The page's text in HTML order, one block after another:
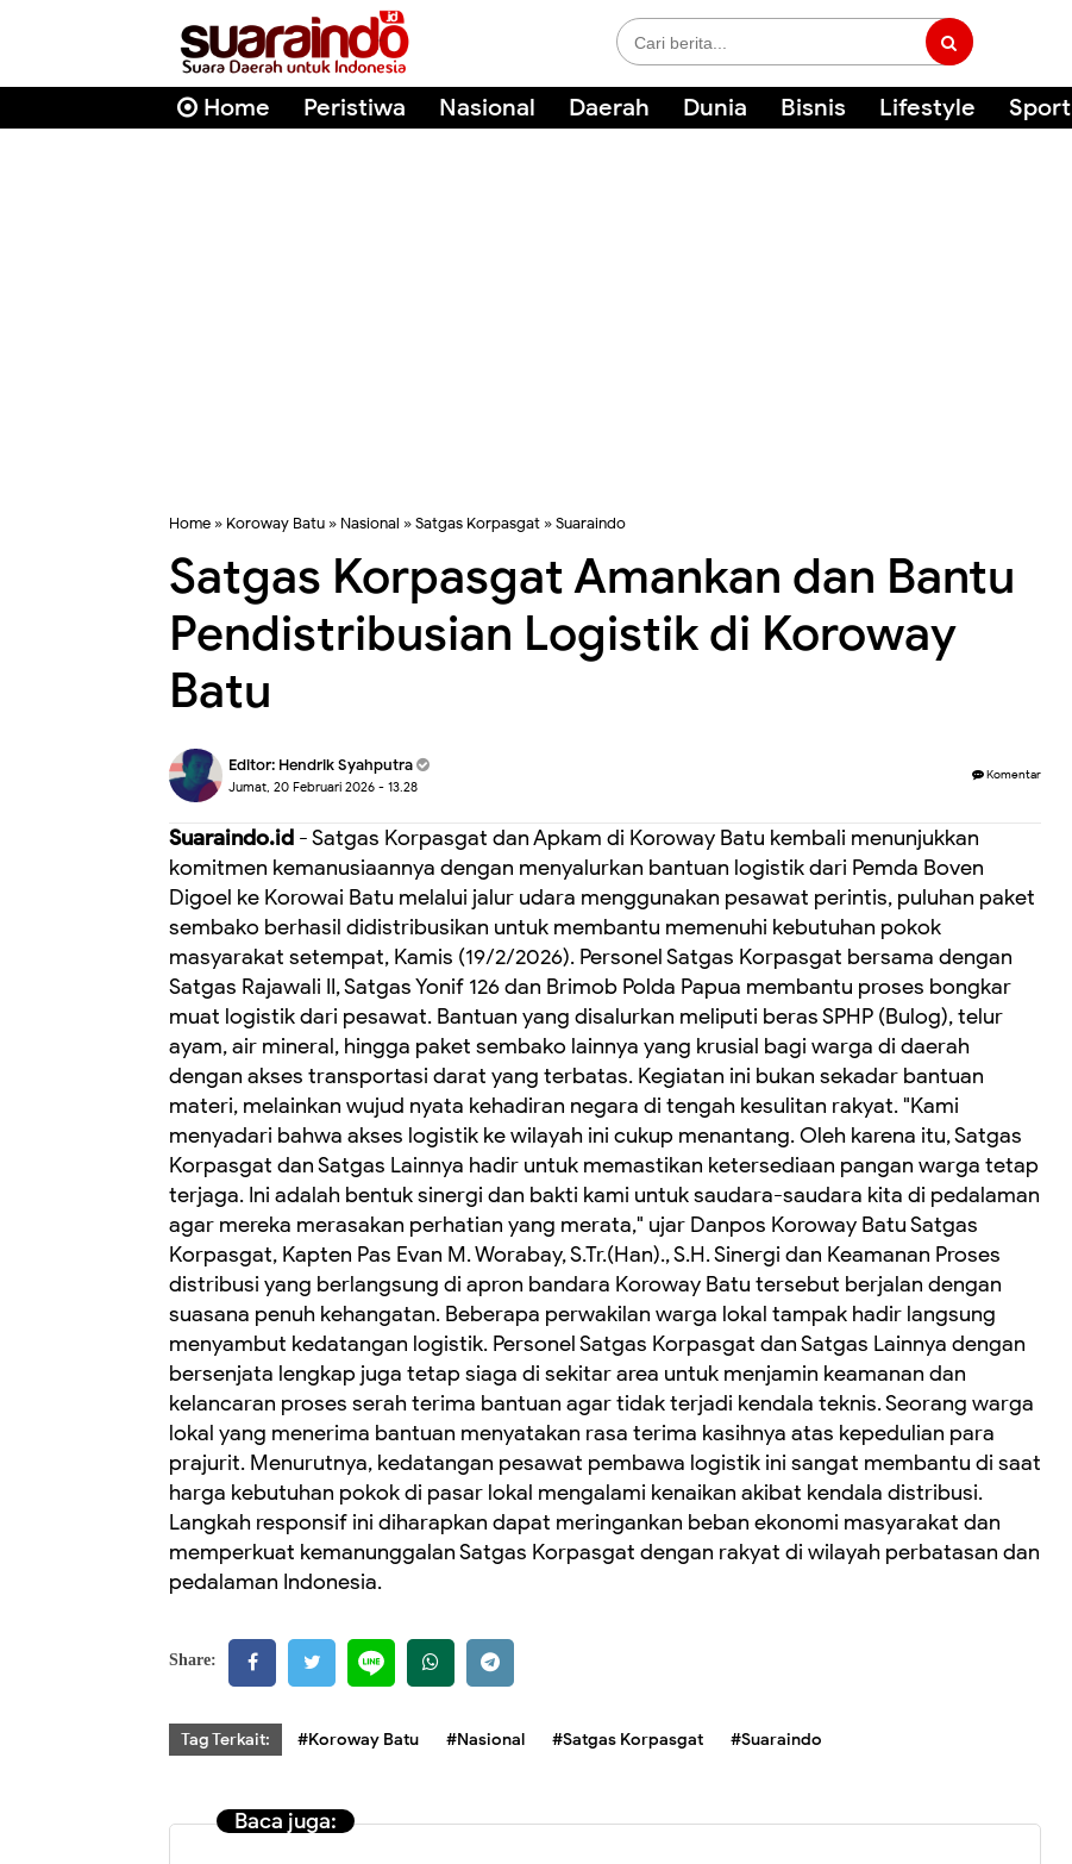
Home Peristiwa Nasional Daerah Dunia Bisnis Lifestyle Sport
Home » Koroway Batu » Nasional »Satgas Korpasgat »Suaraindo
Satgas Korpasgat Amankan dan Bantu
Pendistribusian Logistik di Koroway
Batu
Editor: Hendrik Syahputra
Jumat, 20 Februari 2026 - 13.28
Komentar
Suaraindo.id - Satgas Korpasgat dan Apkam di Koroway Batu kembali menunjukkan
komitmen kemanusiaannya dengan menyalurkan bantuan logistik dari Pemda Boven
Digoel ke Korowai Batu melalui jalur udara menggunakan pesawat perintis, puluhan paket
sembako berhasil didistribusikan untuk membantu memenuhi kebutuhan pokok
masyarakat setempat, Kamis (19/2/2026). Personel Satgas Korpasgat bersama dengan
Satgas Rajawali II, Satgas Yonif 126 dan Brimob Polda Papua membantu proses bongkar
muat logistik dari pesawat. Bantuan yang disalurkan meliputi beras SPHP (Bulog), telur
ayam, air mineral, hingga paket sembako lainnya yang krusial bagi warga di daerah
dengan akses transportasi darat yang terbatas. Kegiatan ini bukan sekadar bantuan
materi, melainkan wujud nyata kehadiran negara di tengah kesulitan rakyat. "Kami
menyadari bahwa akses logistik ke wilayah ini cukup menantang. Oleh karena itu, Satgas
Korpasgat dan Satgas Lainnya hadir untuk memastikan ketersediaan pangan warga tetap
terjaga. Ini adalah bentuk sinergi dan bakti kami untuk saudara-saudara kita di pedalaman
agar mereka merasakan perhatian yang merata," ujar Danpos Koroway Batu Satgas
Korpasgat, Kapten Pas Evan M. Worabay, S.Tr.(Han)., S.H. Sinergi dan Keamanan Proses
distribusi yang berlangsung di apron bandara Koroway Batu tersebut berjalan dengan
suasana penuh kehangatan. Beberapa perwakilan warga lokal tampak hadir langsung
menyambut kedatangan logistik. Personel Satgas Korpasgat dan Satgas Lainnya dengan
bersenjata lengkap juga tetap siaga di sekitar area untuk menjamin keamanan dan
kelancaran proses serah terima bantuan agar tidak terjadi kendala teknis. Seorang warga
lokal yang menerima bantuan menyatakan rasa terima kasihnya atas kepedulian para
prajurit. Menurutnya, kedatangan pesawat pembawa logistik ini sangat membantu di saat
harga kebutuhan pokok di pasar lokal mengalami kenaikan akibat kendala distribusi.
Langkah responsif ini diharapkan dapat meringankan beban ekonomi masyarakat dan
memperkuat kemanunggalan Satgas Korpasgat dengan rakyat di wilayah perbatasan dan
pedalaman Indonesia.
Share:
Tag Terkait: #Koroway Batu #Nasional #Satgas Korpasgat #Suaraindo
Baca juga: